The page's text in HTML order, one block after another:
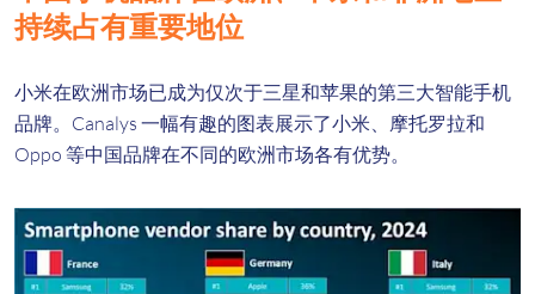
持续占有重要地位
小米在欧洲市场已成为仅次于三星和苹果的第三大智能手机
品牌。Canalys 一幅有趣的图表展示了小米、摩托罗拉和
Oppo 等中国品牌在不同的欧洲市场各有优势。